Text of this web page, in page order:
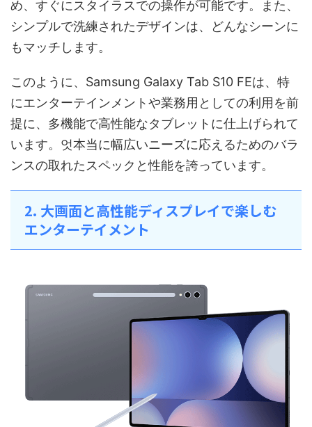
め、すぐにスタイラスでの操作が可能です。また、
シンプルで洗練されたデザインは、どんなシーンに
もマッチします。
このように、Samsung Galaxy Tab S10 FEは、特
にエンターテインメントや業務用としての利用を前
提に、多機能で高性能なタブレットに仕上げられて
います。엇本当に幅広いニーズに応えるためのバラ
ンスの取れたスペックと性能を誇っています。
2. 大画面と高性能ディスプレイで楽しむ
エンターテイメント